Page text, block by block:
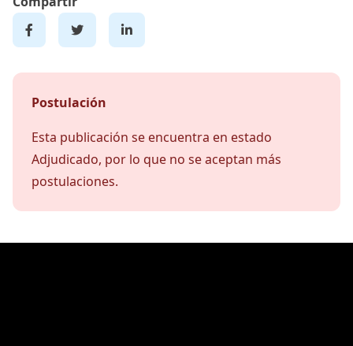
Postulación
Esta publicación se encuentra en estado
Adjudicado, por lo que no se aceptan más
postulaciones.